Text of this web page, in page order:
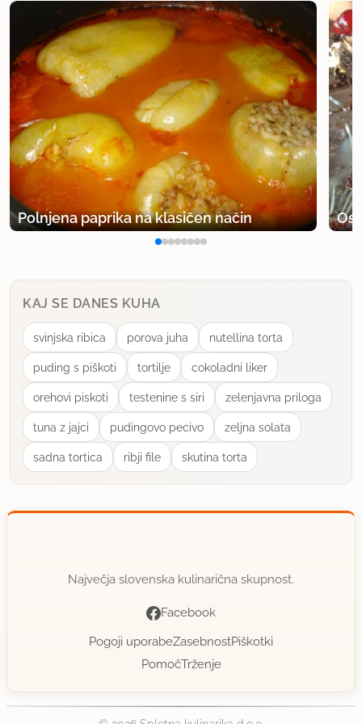
Polnjena paprika na klasičen način
KAJ SE DANES KUHA
svinjska ribica porova juha nutellina torta
puding s piškoti tortilje cokoladni liker
orehovi piskoti testenine s siri zelenjavna priloga
tuna z jajci pudingovo pecivo zeljna solata
sadna tortica ribji file skutina torta
Največja slovenska kulinarična skupnost.
Facebook
Pogoji uporabeZasebnostPiškotki
PomočTrženje